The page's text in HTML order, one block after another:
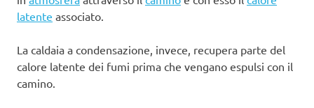
latente associato.
La caldaia a condensazione, invece, recupera parte del
calore latente dei fumi prima che vengano espulsi con il
camino.